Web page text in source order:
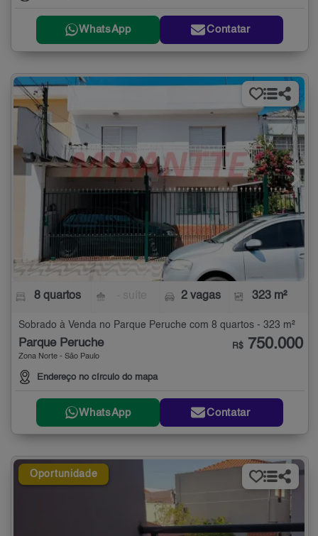
WhatsApp Contatar
8 quartos 2 vagas 323 m²
Sobrado à Venda no Parque Peruche com 8 quartos - 323 m²
Parque Peruche
Zona Norte - São Paulo
Endereço no círculo do mapa
R$ 750.000
WhatsApp Contatar
Oportunidade